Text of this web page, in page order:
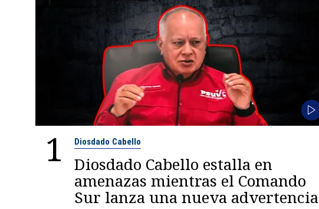
1 Diosdado Cabello
Diosdado Cabello estalla en
amenazas mientras el Comando
Sur lanza una nueva advertencia